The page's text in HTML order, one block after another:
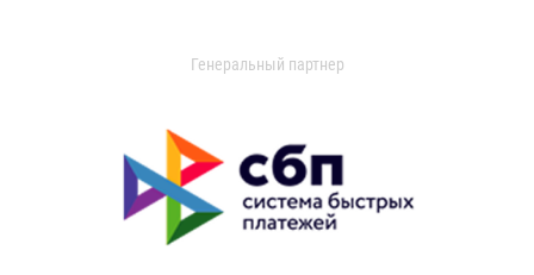
Генеральный партнер